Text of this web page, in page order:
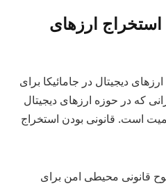
ارزهای
دیجیتال در جامائیکا برای
که در حوزه ارزهای دیجیتال
است. قانونی بودن استخراج
قانونی محیطی امن برای